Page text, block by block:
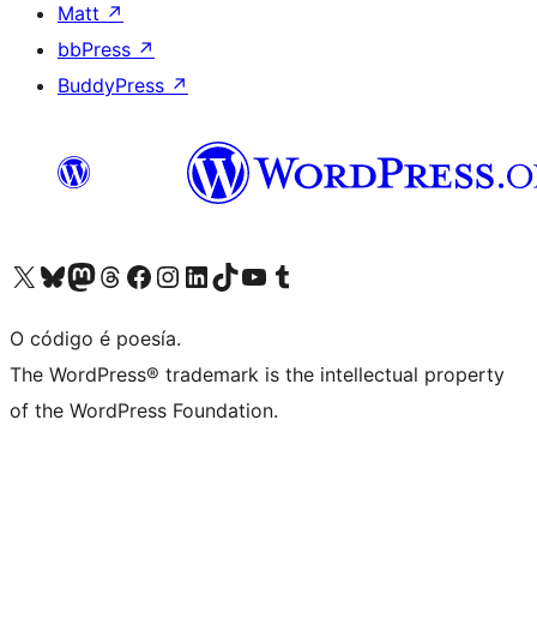
Matt ↗
bbPress ↗
BuddyPress ↗
Visita la cuenta de X (anteriormente Twitter)
Visita a nosa conta de Bluesky
Visita a nosa conta de Mastodon
Visita a nosa conta de Threads
Visita a nosa páxina de Facebook
Visita a nosa conta de Instagram
Visita a nosa conta de LinkedIn
Visita a nosa conta de TikTok
Visita a nosa canle de YouTube
Visita a nosa conta de Tumblr
O código é poesía.
The WordPress® trademark is the intellectual property
of the WordPress Foundation.